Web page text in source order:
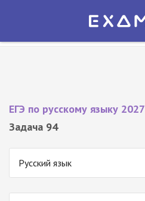
Экзамер — ЕГЭ 2027
ЕГЭ по русскому языку 2027
Задача 94
Русский язык